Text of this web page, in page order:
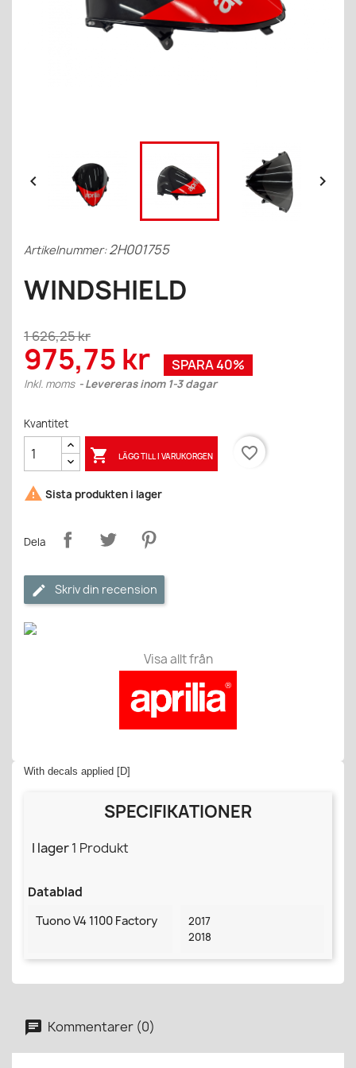
 
Artikelnummer: 2H001755
WINDSHIELD
1 626,25 kr
975,75 kr SPARA 40%
Inkl. moms Levereras inom 1-3 dagar
Kvantitet
 LÄGG TILL I VARUKORGEN favorite_border
 Sista produkten i lager
Dela
Skriv din recension
Visa allt från
With decals applied [D]
SPECIFIKATIONER
I lager1 Produkt
Datablad
Tuono V4 1100 Factory
2017
2018
Kommentarer (0)